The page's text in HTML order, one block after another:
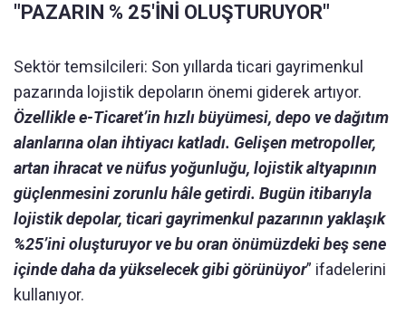
"PAZARIN % 25'İNİ OLUŞTURUYOR"
Sektör temsilcileri: Son yıllarda ticari gayrimenkul
pazarında lojistik depoların önemi giderek artıyor.
Özellikle e-Ticaret’in hızlı büyümesi, depo ve dağıtım
alanlarına olan ihtiyacı katladı. Gelişen metropoller,
artan ihracat ve nüfus yoğunluğu, lojistik altyapının
güçlenmesini zorunlu hâle getirdi. Bugün itibarıyla
lojistik depolar, ticari gayrimenkul pazarının yaklaşık
%25’ini oluşturuyor ve bu oran önümüzdeki beş sene
içinde daha da yükselecek gibi görünüyor” ifadelerini
kullanıyor.